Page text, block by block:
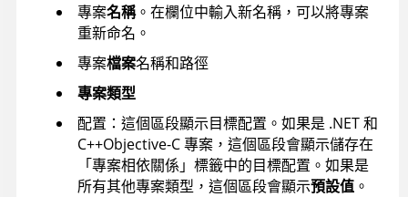
專案名稱。在欄位中輸入新名稱，可以將專案
重新命名。
專案檔案名稱和路徑
專案類型
配置：這個區段顯示目標配置。如果是 .NET 和
C++Objective-C專案，這個區段會顯示儲存在
「專案相依關係」標籤中的目標配置。如果是
所有其他專案類型，這個區段會顯示預設值 。